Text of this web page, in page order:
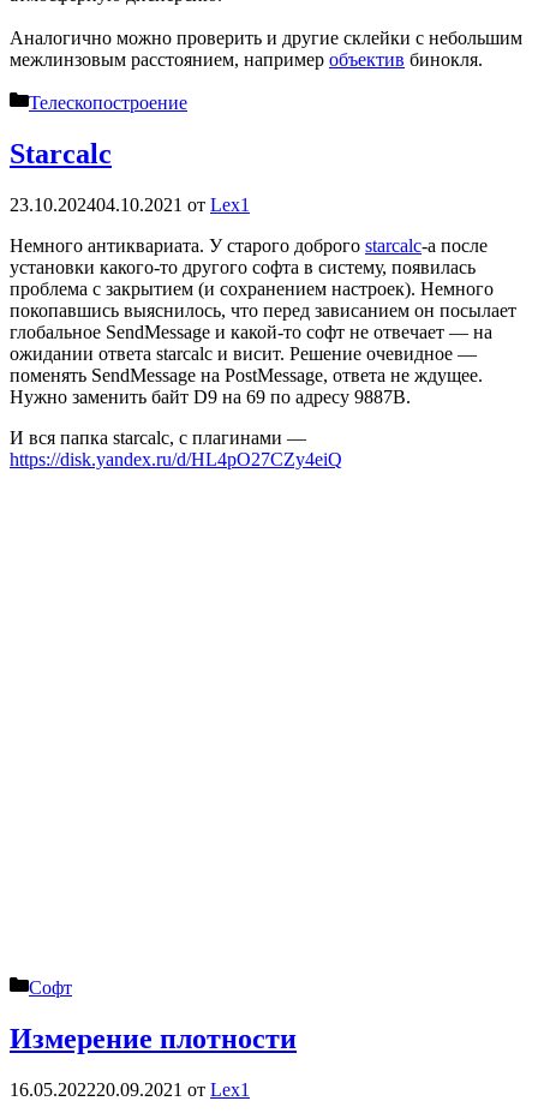
Аналогично можно проверить и другие склейки с небольшим
межлинзовым расстоянием, например объектив бинокля.
Рубрики
Телескопостроение
Starcalc
23.10.202404.10.2021 от Lex1
Немного антиквариата. У старого доброго starcalc-а после
установки какого-то другого софта в систему, появилась
проблема с закрытием (и сохранением настроек). Немного
покопавшись выяснилось, что перед зависанием он посылает
глобальное SendMessage и какой-то софт не отвечает — на
ожидании ответа starcalc и висит. Решение очевидное —
поменять SendMessage на PostMessage, ответа не ждущее.
Нужно заменить байт D9 на 69 по адресу 9887B.
И вся папка starcalc, с плагинами —
https://disk.yandex.ru/d/HL4pO27CZy4eiQ
Рубрики
Софт
Измерение плотности
16.05.202220.09.2021 от Lex1